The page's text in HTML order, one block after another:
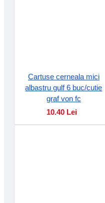
Cartuse cerneala mici
albastru gulf 6 buc/cutie
graf von fc
10.40 Lei